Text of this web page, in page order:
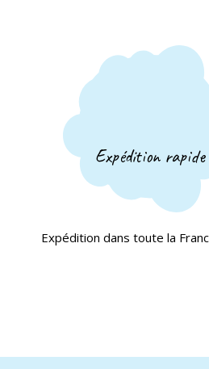
Expédition rapide
Expédition dans toute la